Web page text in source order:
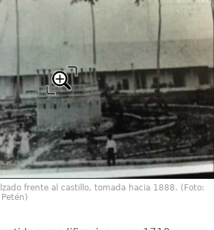
frente al castillo, tomada hacia 1888. (Foto: